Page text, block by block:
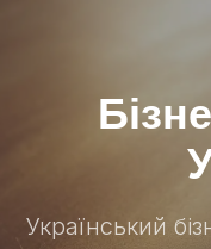
Український